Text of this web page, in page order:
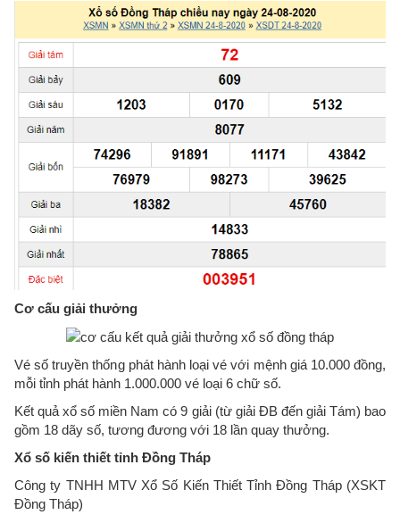
Cơ cấu giải thưởng
Vé số truyền thống phát hành loại vé với mệnh giá 10.000 đồng,
mỗi tỉnh phát hành 1.000.000 vé loại 6 chữ số.
Kết quả xổ số miền Nam có 9 giải (từ giải ĐB đến giải Tám) bao
gồm 18 dãy số, tương đương với 18 lần quay thưởng.
Xổ số kiến thiết tỉnh Đồng Tháp
Công ty TNHH MTV Xổ Số Kiến Thiết Tỉnh Đồng Tháp (XSKT
Đồng Tháp)